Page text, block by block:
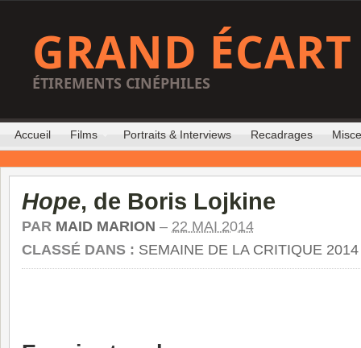
GRAND ÉCART
ÉTIREMENTS CINÉPHILES
Accueil Films Portraits & Interviews Recadrages
Hope, de Boris Lojkine
PAR MAID MARION – 22 MAI 2014
CLASSÉ DANS : SEMAINE DE LA CRITIQUE 2014